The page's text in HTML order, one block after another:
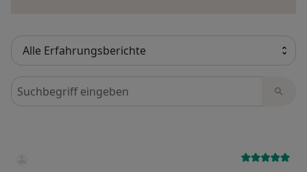
Bewertungen durchsuchen